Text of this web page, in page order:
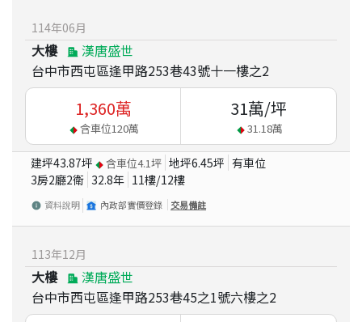
114年06月
大樓
漢唐盛世
台中市西屯區逢甲路253巷43號十一樓之2
1,360萬
含車位120萬
31萬/坪
31.18萬
建坪43.87坪 含車位4.1坪 地坪6.45坪 有車位
3房2廳2衛 32.8年 11樓/12樓
資料說明 內政部實價登錄 交易備註
113年12月
大樓
漢唐盛世
台中市西屯區逢甲路253巷45之1號六樓之2